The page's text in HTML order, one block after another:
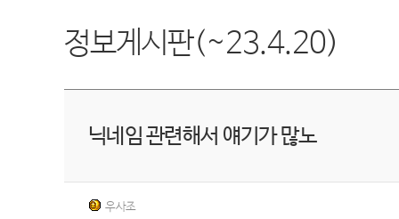
정보게시판(~23.4.20)
닉네임 관련해서 얘기가 많노
우사조